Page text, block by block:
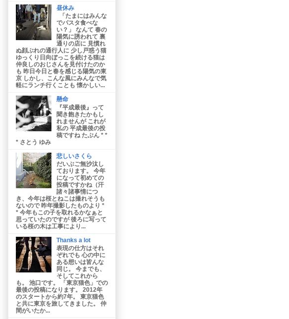
昼休み
「たまにはみんな
でパスタ食べな
い？」 なんて 春の
陽気に誘われて 裏
通りの店に 見慣れ
ぬ顔ぶれの通行人に 少し戸惑う猫
ゆっくり日向ぼっこを続ける猫は
仲良しのおじさんを見付けたのか
も 昨日今日と春を感じる陽気の東
京 しかし、こんな風にみんなで気
軽にランチ行くことも 懐かしい...
懸命
『平成最後』って
聞き飽きたかもし
れませんが これが
私の 平成最後の投
稿ですね たぶん * *
* さとう ゆみ
悲しいさくら
だいぶご無沙汰し
ております。 今年
になって初めての
投稿ですかね（汗
諸々諸事情につ
き、今年は桜とねこは撮れそうも
ないので 昨年撮影したものより *
* 今年もこの子を取れるかなぁと
思っていたのですが 後ろに写って
いる桜の木は工事により...
Thanks a lot
表現の仕方はそれ
ぞれでも 心の中に
ある想いは皆んな
同じ。 今までも、
そしてこれから
も。 池口です。 「東京猫色」での
最後の投稿になります。 2012年
のスタートから約7年。 東京猫色
と共に東京を旅してきました。 仲
間がいたか...